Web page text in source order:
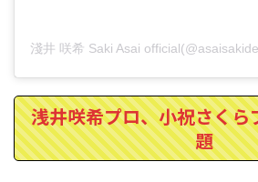
淺井 咲希 Saki Asai
浅井咲希プロ、小祝さくら
題